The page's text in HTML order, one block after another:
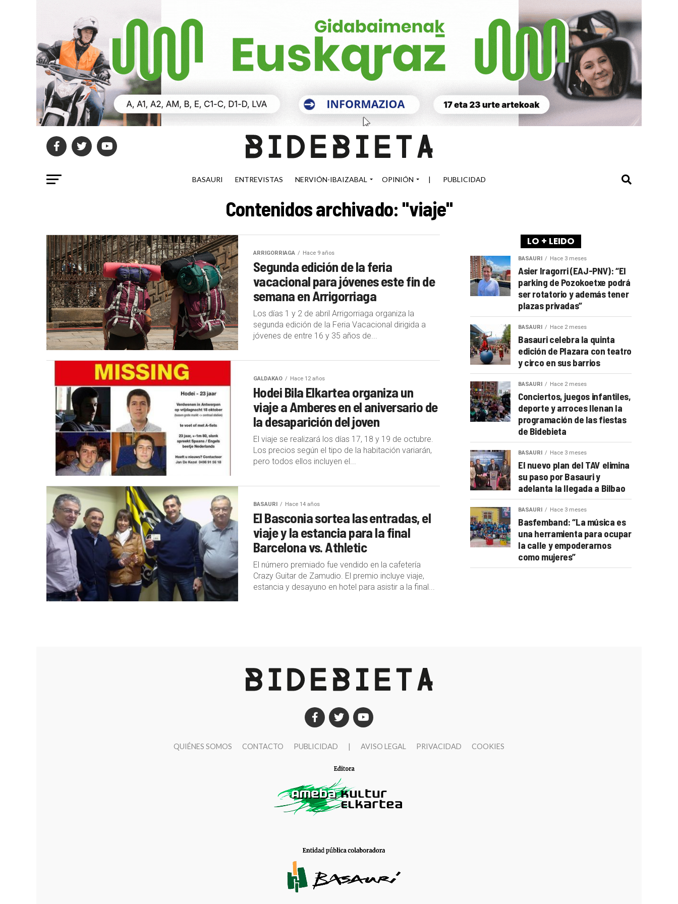
BASAURI ENTREVISTAS NERVIÓN-IBAIZABAL OPINIÓN | PUBLICIDAD
Contenidos archivado: "viaje"
ARRIGORRIAGA Hace 9 años
Segunda edición de la feria
vacacional para jóvenes este fin de
semana en Arrigorriaga
Los días 1 y 2 de abril Arrigorriaga organiza la
segunda edición de la Feria Vacacional dirigida a
jóvenes de entre 16 y 35 años de...
GALDAKAO Hace 12 años
Hodei Bila Elkartea organiza un
viaje a Amberes en el aniversario de
la desaparición del joven
El viaje se realizará los días 17, 18 y 19 de octubre.
Los precios según el tipo de la habitación variarán,
pero todos ellos incluyen el...
BASAURI Hace 14 años
El Basconia sortea las entradas, el
viaje y la estancia para la final
Barcelona vs. Athletic
El número premiado fue vendido en la cafetería
Crazy Guitar de Zamudio. El premio incluye viaje,
estancia y desayuno en hotel para asistir a la final...
LO + LEIDO
BASAURI Hace 3 meses
Asier Iragorri (EAJ-PNV): “El
parking de Pozokoetxe podrá
ser rotatorio y además tener
plazas privadas”
BASAURI Hace 2 meses
Basauri celebra la quinta
edición de Plazara con teatro
y circo en sus barrios
BASAURI Hace 2 meses
Conciertos, juegos infantiles,
deporte y arroces llenan la
programación de las fiestas
de Bidebieta
BASAURI Hace 3 meses
El nuevo plan del TAV elimina
su paso por Basauri y
adelanta la llegada a Bilbao
BASAURI Hace 3 meses
Basfemband: “La música es
una herramienta para ocupar
la calle y empoderarnos
como mujeres”
QUIÉNES SOMOS CONTACTO PUBLICIDAD | AVISO LEGAL PRIVACIDAD COOKIES